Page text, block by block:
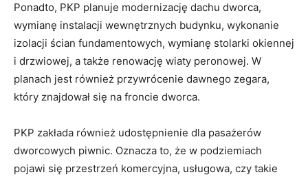
Ponadto, PKP planuje modernizację dachu dworca,
wymianę instalacji wewnętrznych budynku, wykonanie
izolacji ścian fundamentowych, wymianę stolarki okiennej
i drzwiowej, a także renowację wiaty peronowej. W
planach jest również przywrócenie dawnego zegara,
który znajdował się na froncie dworca.
PKP zakłada również udostępnienie dla pasażerów
dworcowych piwnic. Oznacza to, że w podziemiach
pojawi się przestrzeń komercyjna, usługowa, czy takie